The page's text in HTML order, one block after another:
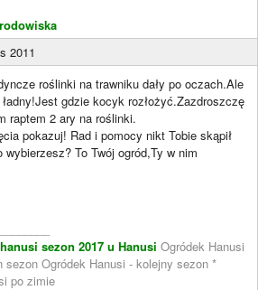
2011
roślinki na trawniku dały po oczach.Ale
gdzie kocyk rozłożyć.Zazdroszczę
raptem 2 ary na roślinki.
pokazuj! Rad i pomocy nikt Tobie skąpił
wybierzesz? To Twój ogród,Ty w nim
sezon 2017 u Hanusi Ogródek Hanusi
sezon Ogródek Hanusi - kolejny sezon *
po zimie